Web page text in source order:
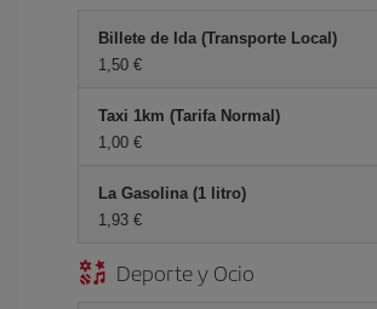
Billete de Ida (Transporte Local)
1,50 €
Taxi 1km (Tarifa Normal)
1,00 €
La Gasolina (1 litro)
1,93 €
Deporte y Ocio